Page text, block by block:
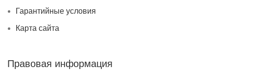
Гарантийные условия
Карта сайта
Правовая информация